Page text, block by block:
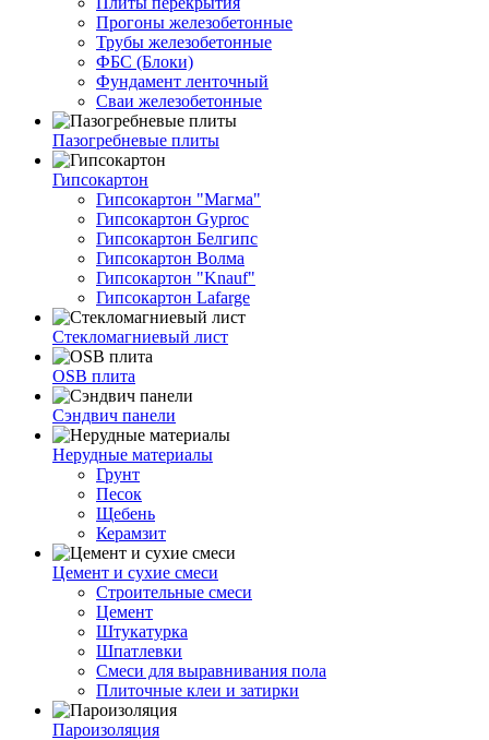
Прогоны железобетонные
Трубы железобетонные
ФБС (Блоки)
Фундамент ленточный
Сваи железобетонные
Пазогребневые плиты
Гипсокартон
Гипсокартон "Магма"
Гипсокартон Gyproc
Гипсокартон Белгипс
Гипсокартон Волма
Гипсокартон "Knauf"
Гипсокартон Lafarge
Стекломагниевый лист
OSB плита
Сэндвич панели
Нерудные материалы
Грунт
Песок
Щебень
Керамзит
Цемент и сухие смеси
Строительные смеси
Цемент
Штукатурка
Шпатлевки
Смеси для выравнивания пола
Плиточные клеи и затирки
Пароизоляция